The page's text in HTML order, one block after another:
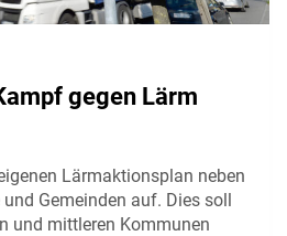
gegen Lärm
Lärmaktionsplan neben
Gemeinden auf. Dies soll
und mittleren Kommunen